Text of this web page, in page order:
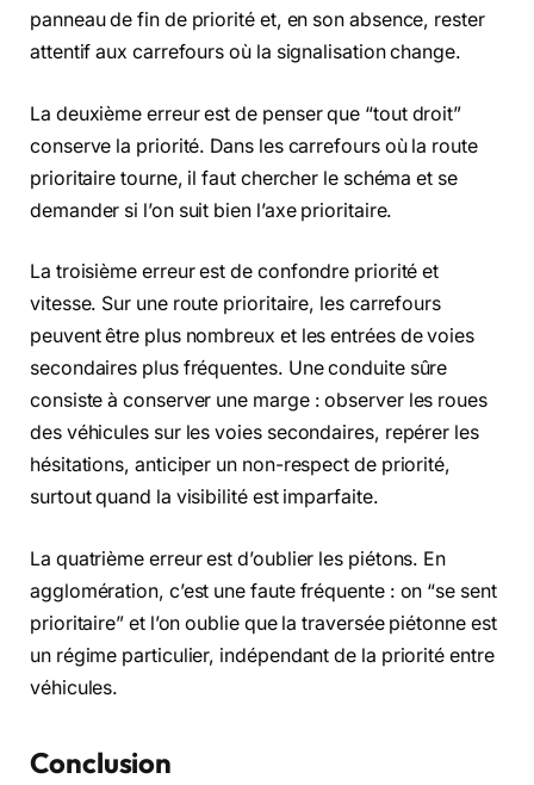
panneau de fin de priorité et, en son absence, rester
attentif aux carrefours où la signalisation change.
La deuxième erreur est de penser que “tout droit”
conserve la priorité. Dans les carrefours où la route
prioritaire tourne, il faut chercher le schéma et se
demander si l’on suit bien l’axe prioritaire.
La troisième erreur est de confondre priorité et
vitesse. Sur une route prioritaire, les carrefours
peuvent être plus nombreux et les entrées de voies
secondaires plus fréquentes. Une conduite sûre
consiste à conserver une marge : observer les roues
des véhicules sur les voies secondaires, repérer les
hésitations, anticiper un non-respect de priorité,
surtout quand la visibilité est imparfaite.
La quatrième erreur est d’oublier les piétons. En
agglomération, c’est une faute fréquente : on “se sent
prioritaire” et l’on oublie que la traversée piétonne est
un régime particulier, indépendant de la priorité entre
véhicules.
Conclusion